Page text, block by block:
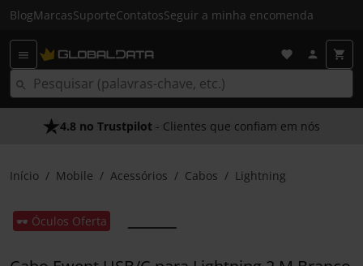
BlogMarcasSuporteContatosSeguir a minha encomenda
4.8 no Trustpilot - Clientes que confiam em nós
Início Mobile Acessórios Cabos Lightning
🕶️ Óculos Oferta